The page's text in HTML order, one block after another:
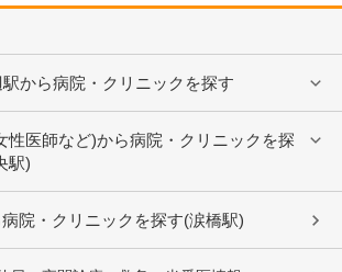
から病院・クリニックを探す
性医師など)から病院・クリニックを探
駅)
院・クリニックを探す(涙橋駅)